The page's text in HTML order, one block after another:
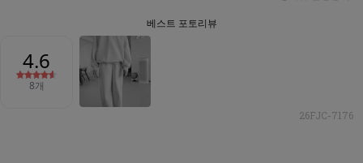
26FJC-7176